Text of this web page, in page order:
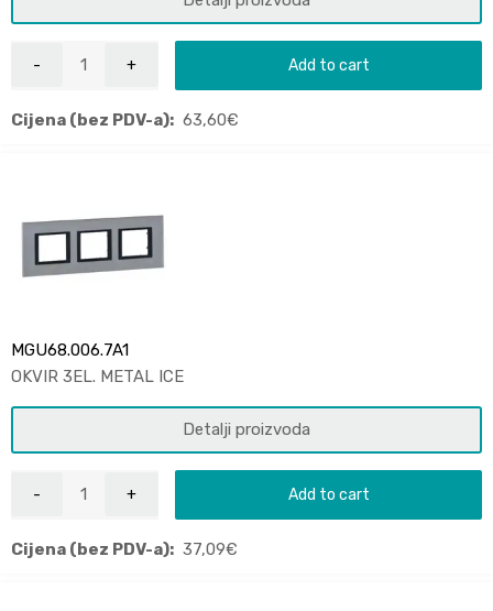
Add to cart
Cijena (bez PDV-a): 63,60€
MGU68.006.7A1
OKVIR 3EL. METAL ICE
Detalji proizvoda
Add to cart
Cijena (bez PDV-a): 37,09€